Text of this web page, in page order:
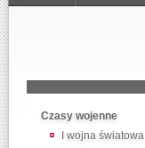
Czasy wojenne
I wojna światowa